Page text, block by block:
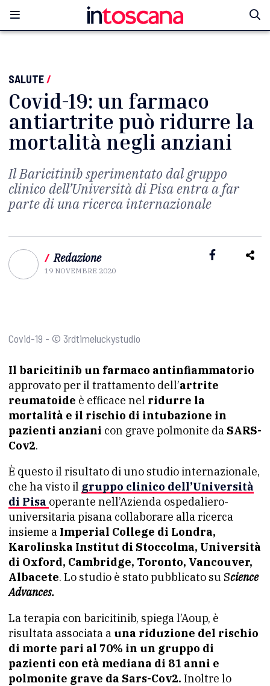
SALUTE/
Covid-19: un farmaco
antiartrite può ridurre la
mortalità negli anziani
Il Baricitinib sperimentato dal gruppo
clinico dell’Università di Pisa entra a far
parte di una ricerca internazionale
/ Redazione
19 NOVEMBRE 2020
Covid-19 - © 3rdtimeluckystudio
Il baricitinib un farmaco antinfiammatorio
approvato per il trattamento dell’artrite
reumatoide è efficace nel ridurre la
mortalità e il rischio di intubazione in
pazienti anziani con grave polmonite da SARS-
Cov2.
È questo il risultato di uno studio internazionale,
che ha visto il gruppo clinico dell’Università
di Pisa operante nell’Azienda ospedaliero-
universitaria pisana collaborare alla ricerca
insieme a Imperial College di Londra,
Karolinska Institut di Stoccolma, Università
di Oxford, Cambridge, Toronto, Vancouver,
Albacete. Lo studio è stato pubblicato su Science
Advances.
La terapia con baricitinib, spiega l’Aoup, è
risultata associata a una riduzione del rischio
di morte pari al 70% in un gruppo di
pazienti con età mediana di 81 anni e
polmonite grave da Sars-Cov2. Inoltre lo